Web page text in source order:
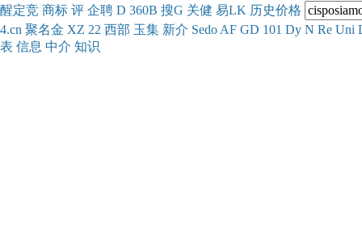
醒定竞 商标 评 企聘 D 360B 搜G 关健 易LK 历史价格
4.cn 聚名金 XZ 22 西部 玉集 新介 Sedo AF GD 101 Dy N Re Uni
表 信息 中介 知识